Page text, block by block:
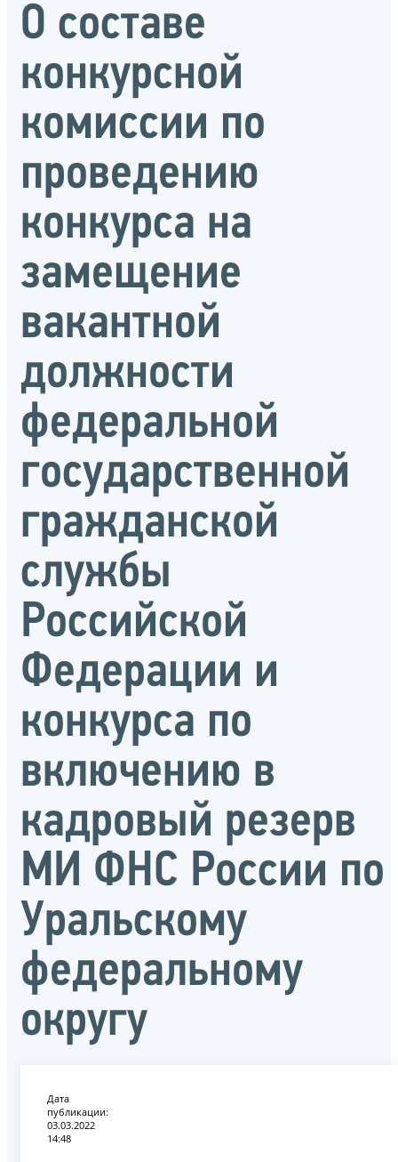
О составе
конкурсной
комиссии по
проведению
конкурса на
замещение
вакантной
должности
федеральной
государственной
гражданской
службы
Российской
Федерации и
конкурса по
включению в
кадровый резерв
МИ ФНС России по
Уральскому
федеральному
округу
Дата
публикации:
03.03.2022
14:48